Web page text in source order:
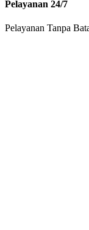
Pelayanan 24/7
Pelayanan Tanpa